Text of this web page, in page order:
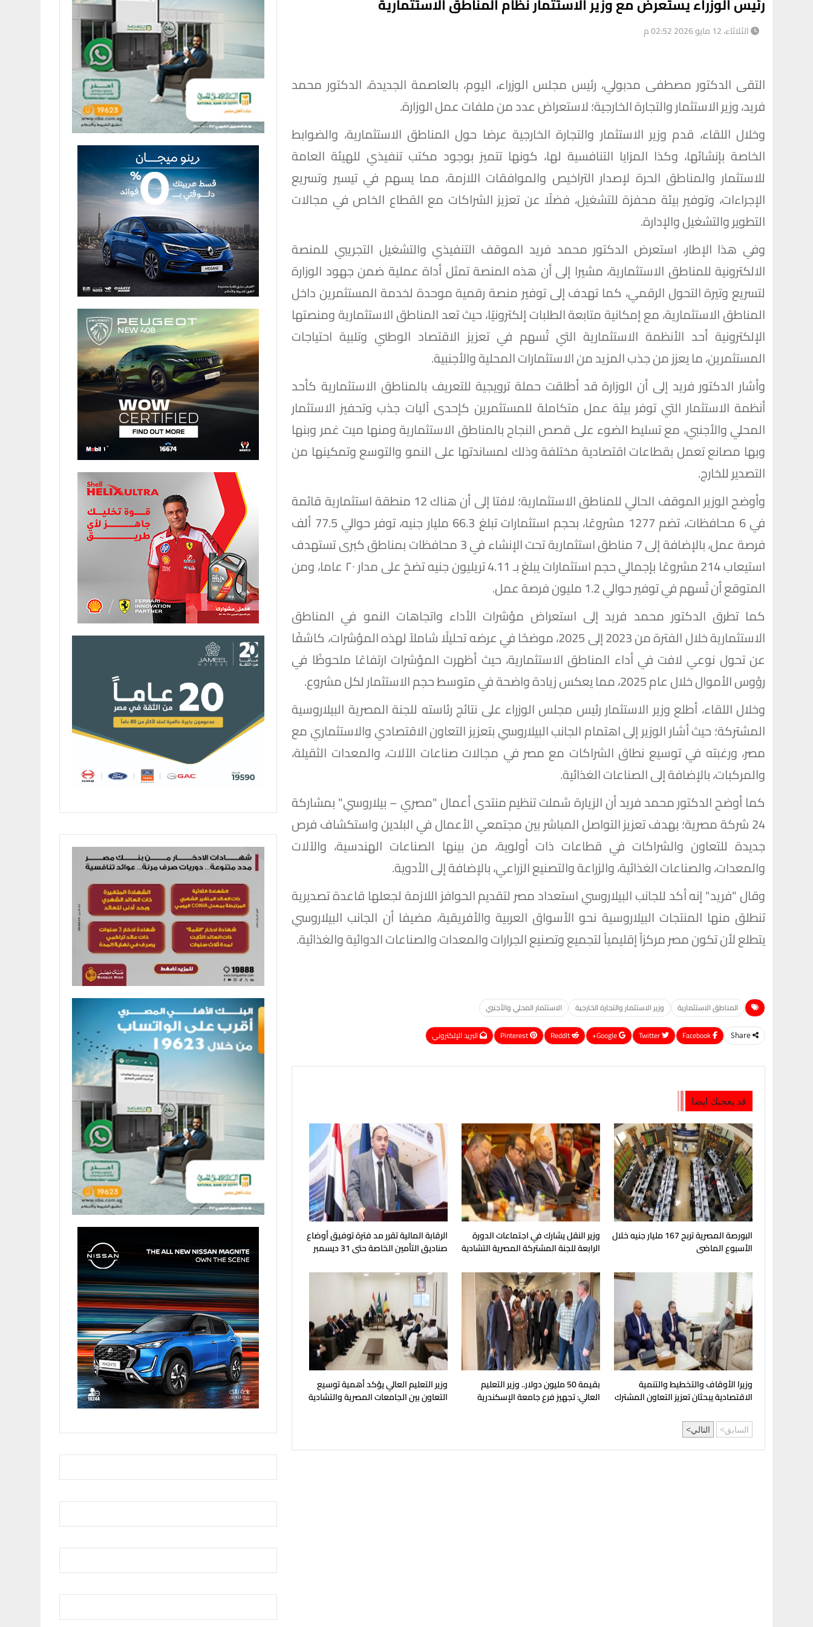
الثلاثاء، 12 مايو 2026 02:52 م
التقى الدكتور مصطفى مدبولي، رئيس مجلس الوزراء، اليوم، بالعاصمة الجديدة، الدكتور محمد
فريد، وزير الاستثمار والتجارة الخارجية؛ لاستعراض عدد من ملفات عمل الوزارة.
وخلال اللقاء، قدم وزير الاستثمار والتجارة الخارجية عرضا حول المناطق الاستثمارية، والضوابط
الخاصة بإنشائها، وكذا المزايا التنافسية لها، كونها تتميز بوجود مكتب تنفيذي للهيئة العامة
للاستثمار والمناطق الحرة لإصدار التراخيص والموافقات اللازمة، مما يسهم في تيسير وتسريع
الإجراءات، وتوفير بيئة محفزة للتشغيل، فضلًا عن تعزيز الشراكات مع القطاع الخاص في مجالات
التطوير والتشغيل والإدارة.
وفي هذا الإطار، استعرض الدكتور محمد فريد الموقف التنفيذي والتشغيل التجريبي للمنصة
الالكترونية للمناطق الاستثمارية، مشيرا إلى أن هذه المنصة تمثل أداة عملية ضمن جهود الوزارة
لتسريع وتيرة التحول الرقمي، كما تهدف إلى توفير منصة رقمية موحدة لخدمة المستثمرين داخل
المناطق الاستثمارية، مع إمكانية متابعة الطلبات إلكترونيًا، حيث تعد المناطق الاستثمارية ومنصتها
الإلكترونية أحد الأنظمة الاستثمارية التي تُسهم في تعزيز الاقتصاد الوطني وتلبية احتياجات
المستثمرين، ما يعزز من جذب المزيد من الاستثمارات المحلية والأجنبية.
وأشار الدكتور فريد إلى أن الوزارة قد أطلقت حملة ترويجية للتعريف بالمناطق الاستثمارية كأحد
أنظمة الاستثمار التي توفر بيئة عمل متكاملة للمستثمرين كإحدى آليات جذب وتحفيز الاستثمار
المحلي والأجنبي، مع تسليط الضوء على قصص النجاح بالمناطق الاستثمارية ومنها ميت غمر وبنها
وبها مصانع تعمل بقطاعات اقتصادية مختلفة وذلك لمساندتها على النمو والتوسع وتمكينها من
التصدير للخارج.
وأوضح الوزير الموقف الحالي للمناطق الاستثمارية؛ لافتا إلى أن هناك 12 منطقة استثمارية قائمة
في 6 محافظات، تضم 1277 مشروعًا، بحجم استثمارات تبلغ 66.3 مليار جنيه، توفر حوالي 77.5 ألف
فرصة عمل، بالإضافة إلى 7 مناطق استثمارية تحت الإنشاء في 3 محافظات بمناطق كبرى تستهدف
استيعاب 214 مشروعًا بإجمالي حجم استثمارات يبلغ بـ 4.11 تريليون جنيه تضخ على مدار ٢٠ عاما، ومن
المتوقع أن تُسهم في توفير حوالي 1.2 مليون فرصة عمل.
كما تطرق الدكتور محمد فريد إلى استعراض مؤشرات الأداء واتجاهات النمو في المناطق
الاستثمارية خلال الفترة من 2023 إلى 2025، موضحًا في عرضه تحليلًا شاملاً لهذه المؤشرات، كاشفًا
عن تحول نوعي لافت في أداء المناطق الاستثمارية، حيث أظهرت المؤشرات ارتفاعًا ملحوظًا في
رؤوس الأموال خلال عام 2025، مما يعكس زيادة واضحة في متوسط حجم الاستثمار لكل مشروع.
وخلال اللقاء، أطلع وزير الاستثمار رئيس مجلس الوزراء على نتائج رئاسته للجنة المصرية البيلاروسية
المشتركة؛ حيث أشار الوزير إلى اهتمام الجانب البيلاروسي بتعزيز التعاون الاقتصادي والاستثماري مع
مصر، ورغبته في توسيع نطاق الشراكات مع مصر في مجالات صناعات الآلات، والمعدات الثقيلة،
والمركبات، بالإضافة إلى الصناعات الغذائية.
كما أوضح الدكتور محمد فريد أن الزيارة شملت تنظيم منتدى أعمال "مصري – بيلاروسي" بمشاركة
24 شركة مصرية؛ بهدف تعزيز التواصل المباشر بين مجتمعي الأعمال في البلدين واستكشاف فرص
جديدة للتعاون والشراكات في قطاعات ذات أولوية، من بينها الصناعات الهندسية، والآلات
والمعدات، والصناعات الغذائية، والزراعة والتصنيع الزراعي، بالإضافة إلى الأدوية.
وقال "فريد" إنه أكد للجانب البيلاروسي استعداد مصر لتقديم الحوافز اللازمة لجعلها قاعدة تصديرية
تنطلق منها المنتجات البيلاروسية نحو الأسواق العربية والأفريقية، مضيفا أن الجانب البيلاروسي
يتطلع لأن تكون مصر مركزاً إقليمياً لتجميع وتصنيع الجرارات والمعدات والصناعات الدوائية والغذائية.
المناطق الاستثمارية وزير الاستثمار والتجارة الخارجية الاستثمار المحلي والأجنبي
Share
Google+
ReddIt
Pinterest البريد الإلكتروني
قد يعجبك ايضا
البورصة المصرية تربح 167 مليار جنيه خلال
الأسبوع الماضى
وزير النقل يشارك في اجتماعات الدورة
الرابعة للجنة المشتركة المصرية التشادية
الرقابة المالية تقرر مد فترة توفيق أوضاع
صناديق التأمين الخاصة حتى 31 ديسمبر
وزيرا الأوقاف والتخطيط والتنمية
الاقتصادية يبحثان تعزيز التعاون المشترك
بقيمة 50 مليون دولار.. وزير التعليم
العالي: تجهيز فرع جامعة الإسكندرية
وزير التعليم العالي يؤكد أهمية توسيع
التعاون بين الجامعات المصرية والتشادية
السابق التالي